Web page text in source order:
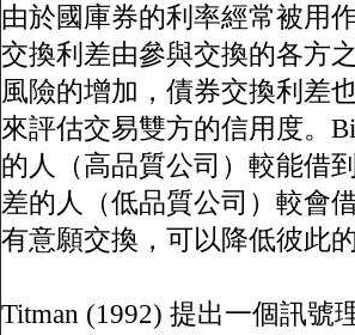
由於國庫券的利率經常被用
交換利差由參與交換的各方
風險的增加，債券交換利差
來評估交易雙方的信用度。
的人（高品質公司）較能借
差的人（低品質公司）較會
有意願交換，可以降低彼此
Titman (1992) 提出一個訊號